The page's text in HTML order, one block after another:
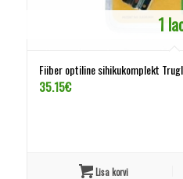
1
Fiiber optiline sihikukomplekt
35.15€
Lisa korvi